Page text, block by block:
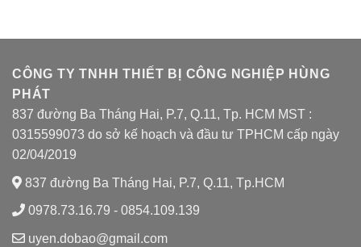
CÔNG TY TNHH THIẾT BỊ CÔNG NGHIỆP HÙNG
PHÁT
837 đường Ba Tháng Hai, P.7, Q.11, Tp. HCM MST :
0315599073 do sở kế hoạch và đầu tư TPHCM cấp ngày
02/04/2019
837 đường Ba Tháng Hai, P.7, Q.11, Tp.HCM
0978.73.16.79 - 0854.109.139
uyen.dobao@gmail.com